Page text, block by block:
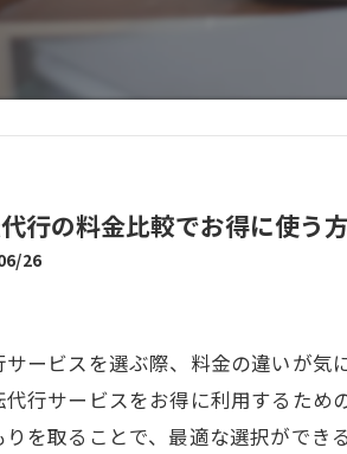
行の料金比較でお得に使う
26
サービスを選ぶ際、料金の違いが気
代行サービスをお得に利用するた
りを取ることで、最適な選択ができ